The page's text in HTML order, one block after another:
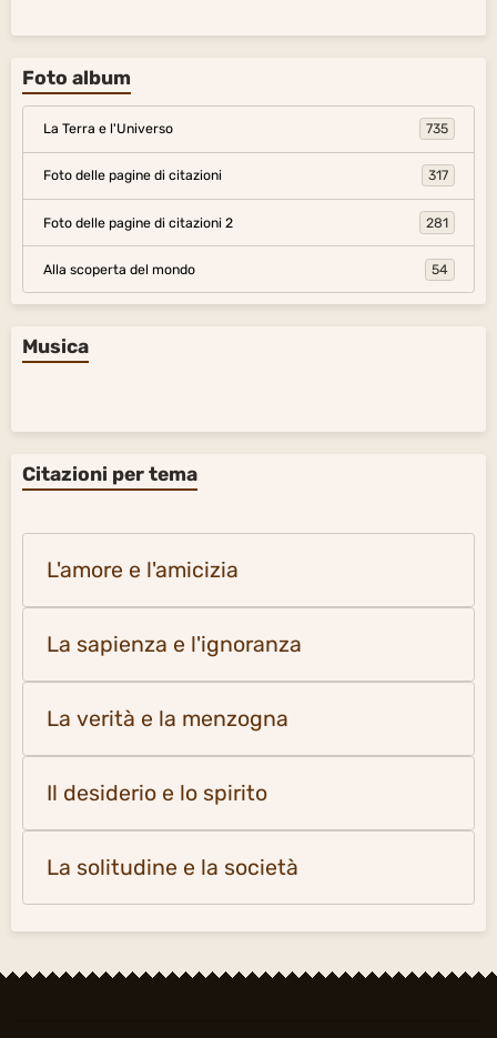
Foto album
La Terra e l'Universo 735
Foto delle pagine di citazioni 317
Foto delle pagine di citazioni 2 281
Alla scoperta del mondo 54
Musica
Citazioni per tema
L'amore e l'amicizia
La sapienza e l'ignoranza
La verità e la menzogna
Il desiderio e lo spirito
La solitudine e la società